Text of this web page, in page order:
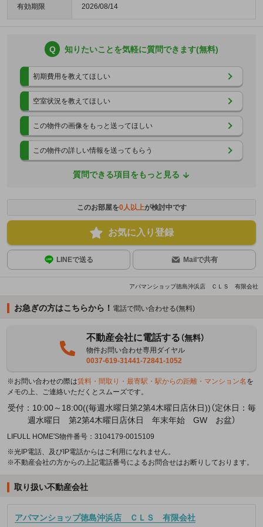
有効期限 2026/08/14
Q 知りたいことを気軽に質問できます(無料)
初期費用を教えてほしい
空室状況を教えてほしい
この物件の画像をもっと送ってほしい
この物件の詳しい情報を送ってもらう
質問できる項目をもっと見る
このお部屋を0人以上が検討中です
お気に入り登録
LINEで送る Mailで共有
アパマンショップ徳島沖浜店 ＣＬＳ 有限会社
お急ぎの方はこちらから！ 電話で問い合わせる(無料)
不動産会社に電話する（無料）
物件お問い合わせ専用ダイヤル
0037-619-31441-72841-1052
※お問い合わせの際は賃料・間取り・最寄駅・駅からの距離・マンション名 を
メモの上、ご連絡いただくとスムーズです。
受付：10:00～18:00((毎週水曜日第2第4木曜日店休日))（定休日：毎
週水曜日 第2第4木曜日店休日 年末年始 GW お盆）
LIFULL HOME'S物件番号：3104179-0015109
※光IP電話、及びIP電話からはご利用になれません。
※不動産会社の方からの上記電話番号によるお問合せはお断りしております。
取り扱い不動産会社
アパマンショップ徳島沖浜店 ＣＬＳ 有限会社